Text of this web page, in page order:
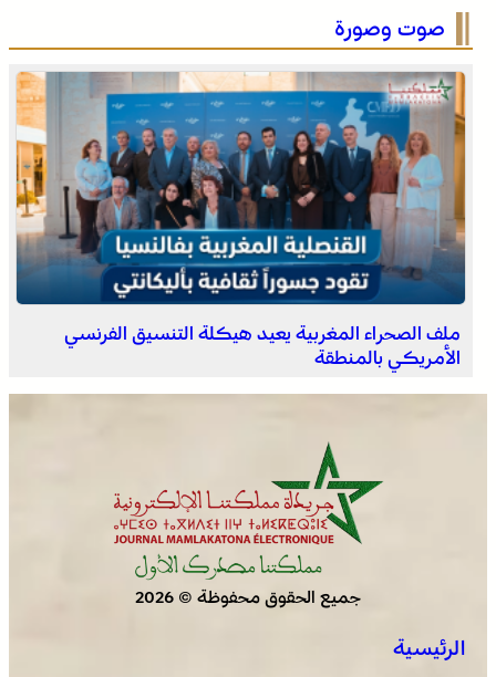
برقية تعزية ومواساة من أسرة جريدة “مملكتنا” إلى الأستاذ
النقيب مولاي سليمان العمراني في وفاة شقيقه الأكبر
المرحوم مُّحمد العمراني
صوت وصورة
ملف الصحراء المغربية يعيد هيكلة التنسيق الفرنسي
الأمريكي بالمنطقة
جميع الحقوق محفوظة © 2026
الرئيسية